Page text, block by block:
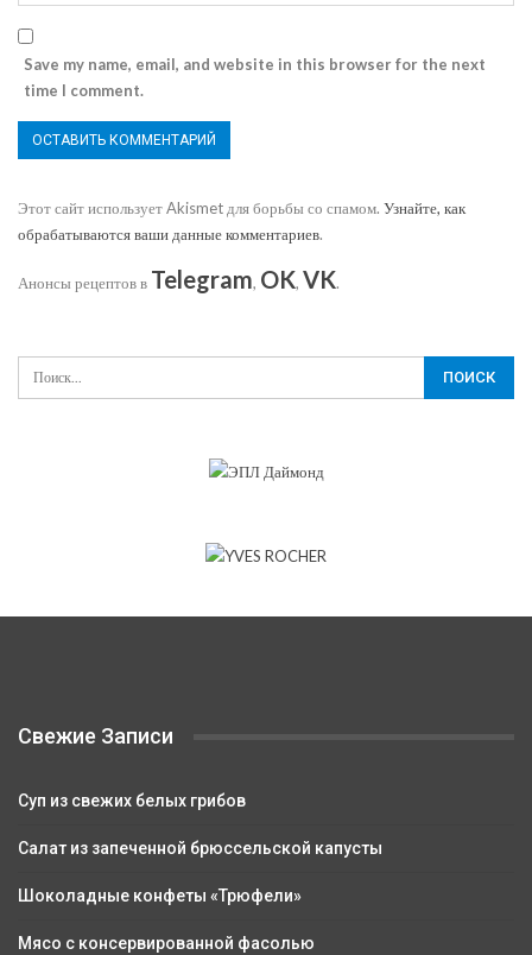
Save my name, email, and website in this browser for the next
time I comment.
Этот сайт использует Akismet для борьбы со спамом. Узнайте, как
обрабатываются ваши данные комментариев.
Анонсы рецептов в Telegram, OK, VK.
Свежие Записи
Суп из свежих белых грибов
Салат из запеченной брюссельской капусты
Шоколадные конфеты «Трюфели»
Мясо с консервированной фасолью